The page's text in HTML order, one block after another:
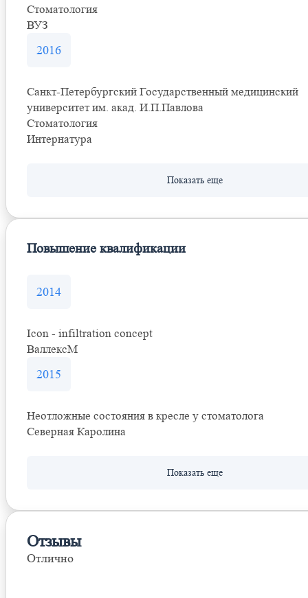
Стоматология
ВУЗ
2016
Санкт-Петербургский Государственный медицинский
университет им. акад. И.П.Павлова
Стоматология
Интернатура
Повышение квалификации
2014
Icon - infiltration concept
ВаллексМ
2015
Неотложные состояния в кресле у стоматолога
Северная Каролина
Отзывы
Отлично